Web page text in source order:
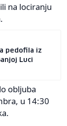
na lociranju
pedofila iz
Luci
obljuba
u 14:30